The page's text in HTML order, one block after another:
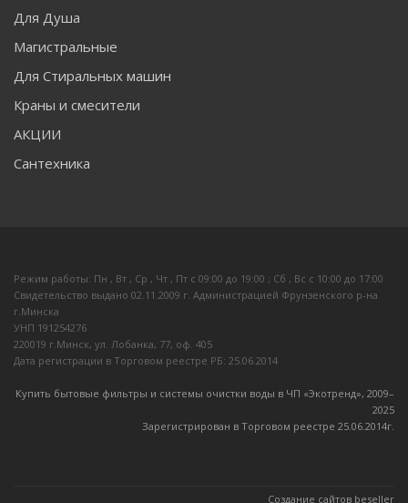
Для Душа
Магистральные
Для Стиральных машин
Краны и смесители
АКЦИИ
Сантехника
Режим работы: Пн , Вт , Ср , Чт , Пт c 09:00 до 19:00 ; Сб , Вс c 10:00 до 17:00
Свидетельство выдано 02.11.2009 г. Администрацией Фрунзенского р-на
г.Минска
УНП 191254276
220019 г.Минск, ул. Лобанка, 77, оф. 405
Дата регистрации в Торговом реестре РБ: 25.06.2014
Купить бытовые фильтры и системы очистки воды в ЧП «Экотренд», 2009–
2025
Зарегистрирован в Торговом реестре 25.06.2014г.
Создание сайтов beseller